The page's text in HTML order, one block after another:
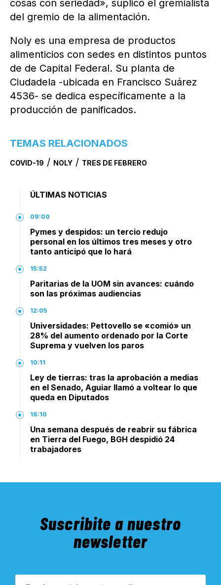
cosas con seriedad», suplicó el gremialista
del gremio de la alimentación.
Noly es una empresa de productos
alimenticios con sedes en distintos puntos
de de Capital Federal. Su planta de
Ciudadela -ubicada en Francisco Suárez
4536- se dedica específicamente a la
producción de panificados.
TEMAS RELACIONADOS
COVID-19 / NOLY / TRES DE FEBRERO
ÚLTIMAS NOTICIAS
09:00
Pymes y despidos: un tercio redujo
personal en los últimos tres meses y otro
tanto anticipó que lo hará
15:52
Paritarias de la UOM sin avances: cuándo
son las próximas audiencias
12:05
Universidades: Pettovello se «comió» un
28% del aumento ordenado por la Corte
Suprema y vuelven los paros
10:11
Ley de tierras: tras la aprobación a medias
en el Senado, Aguiar llamó a voltear lo que
queda en Diputados
16:10
Una semana después de reabrir su fábrica
en Tierra del Fuego, BGH despidió 24
trabajadores
Suscribite a nuestro
newsletter